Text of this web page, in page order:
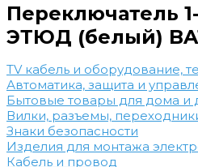
Переключатель
ЭТЮД (белый)
TV кабель и оборудование,
Автоматика, защита и
Бытовые товары для дома и
Вилки, разъемы,
Знаки безопасности
Изделия для монтажа
Кабель и провод